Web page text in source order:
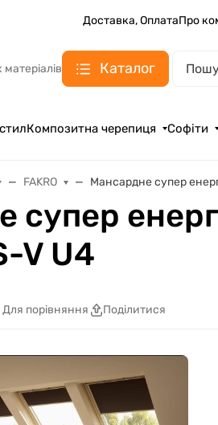
Доставка, ОплатаПро
Каталог
Композитна черепиця Софіти
FAKRO Мансардне супер
супер
V U4
Для порівняння Поділитися